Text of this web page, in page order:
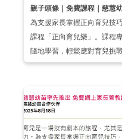
親子頭條｜免費課程｜慈慧
為支援家長掌握正向育兒技
課程「正向育兒樂」。課程
隨地學習，輕鬆應對育兒挑